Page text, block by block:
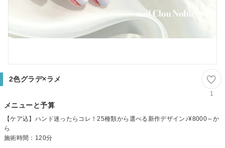
2色グラデ×ラメ
1
メニューと予算
【ケア込】ハンド迷ったらコレ！25種類から選べる新作デザイン♪¥8000～か
ら
施術時間：120分